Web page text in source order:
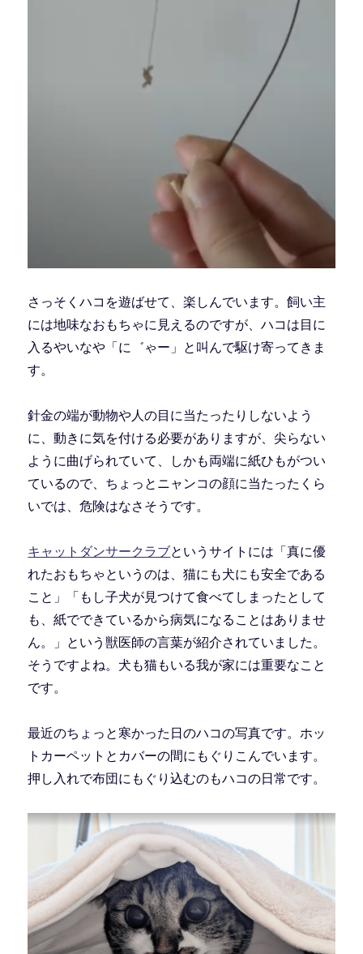
さっそくハコを遊ばせて、楽しんでいます。飼い主
には地味なおもちゃに見えるのですが、ハコは目に
入るやいなや「に゛ゃー」と叫んで駆け寄ってきま
す。
針金の端が動物や人の目に当たったりしないよう
に、動きに気を付ける必要がありますが、尖らない
ように曲げられていて、しかも両端に紙ひもがつい
ているので、ちょっとニャンコの顔に当たったくら
いでは、危険はなさそうです。
キャットダンサークラブというサイトには「真に優
れたおもちゃというのは、猫にも犬にも安全である
こと」「もし子犬が見つけて食べてしまったとして
も、紙でできているから病気になることはありませ
ん。」という獣医師の言葉が紹介されていました。
そうですよね。犬も猫もいる我が家には重要なこと
です。
最近のちょっと寒かった日のハコの写真です。ホッ
トカーペットとカバーの間にもぐりこんでいます。
押し入れで布団にもぐり込むのもハコの日常です。